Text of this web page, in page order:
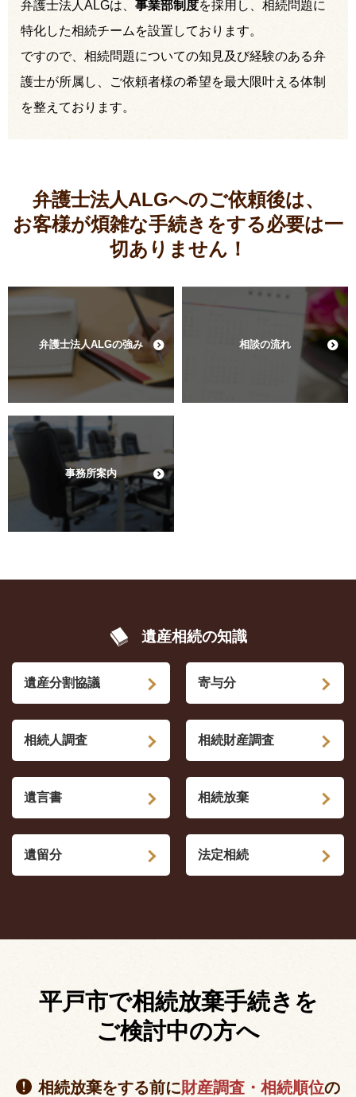
弁護士法人ALGは、 事業部制度を採用し、相続問題に
特化した相続チームを設置しております。
ですので、相続問題についての知見及び経験のある弁
護士が所属し、ご依頼者様の希望を最大限叶える体制
を整えております。
弁護士法人ALGへのご依頼後は、
お客様が煩雑な手続きをする必要は一
切ありません！
弁護士法人ALGの強み 相談の流れ
事務所案内
遺産相続の知識
遺産分割協議 寄与分
相続人調査 相続財産調査
遺言書 相続放棄
遺留分 法定相続
平戸市で相続放棄手続きを
ご検討中の方へ
相続放棄をする前に財産調査・相続順位の